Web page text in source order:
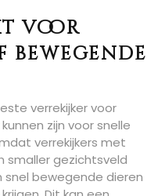
voor
verrekijker voor
zijn voor snelle
verrekijkers met
smaller gezichtsveld
snel bewegende dieren